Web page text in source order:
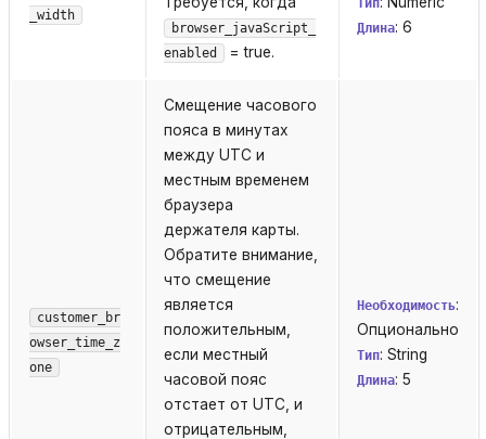
_width
browser_javaScript_
enabled
= true.
Тип
Длина: 6
customer_br
owser_time_z
one
Смещение часового
пояса в минутах
между UTC и
местным временем
браузера
держателя карты.
Обратите внимание,
что смещение
является
положительным,
если местный
часовой пояс
отстает от UTC, и
отрицательным,
Необходимость:
Опционально
Тип: String
Длина: 5